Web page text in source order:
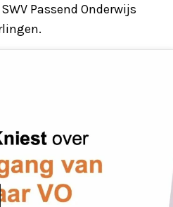
Passend Onderwijs